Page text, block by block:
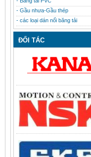
- Gầu nhưa-Gầu thép
- các loại dán nối băng tải
ĐỐI TÁC